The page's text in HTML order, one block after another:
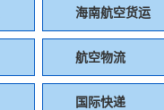
海南航空货运
航空物流
国际快递